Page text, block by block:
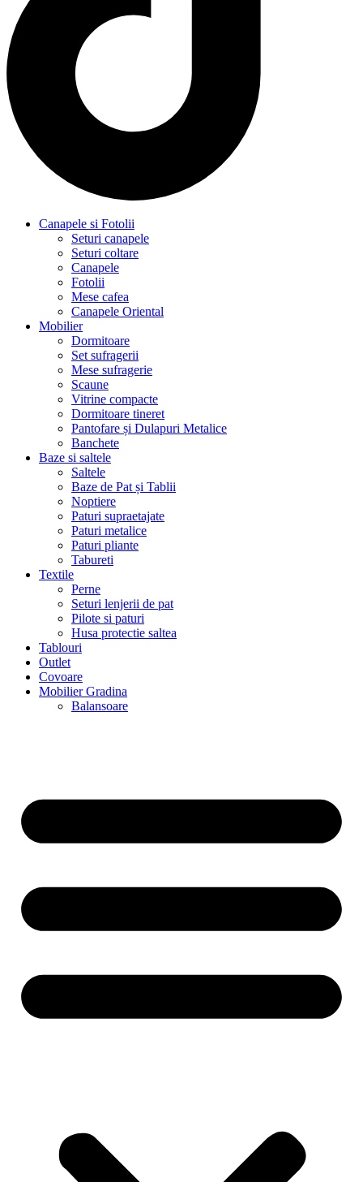
Canapele si Fotolii
Seturi canapele
Seturi coltare
Canapele
Fotolii
Mese cafea
Canapele Oriental
Mobilier
Dormitoare
Set sufragerii
Mese sufragerie
Scaune
Vitrine compacte
Dormitoare tineret
Pantofare și Dulapuri Metalice
Banchete
Baze si saltele
Saltele
Baze de Pat și Tablii
Noptiere
Paturi supraetajate
Paturi metalice
Paturi pliante
Tabureti
Textile
Perne
Seturi lenjerii de pat
Pilote si paturi
Husa protectie saltea
Tablouri
Outlet
Covoare
Mobilier Gradina
Balansoare